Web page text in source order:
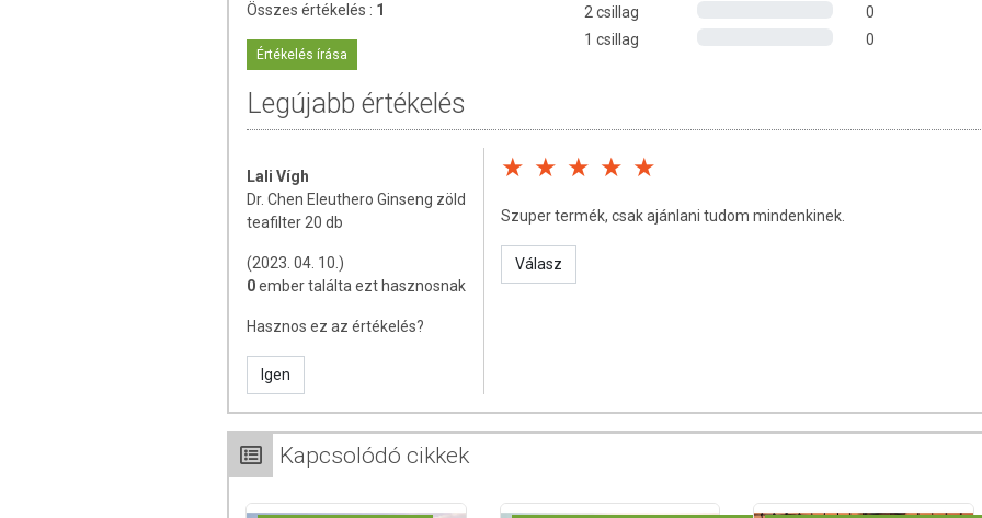
Összes értékelés : 1
Értékelés írása
2 csillag
0
1 csillag
0
Legújabb értékelés
Lali Vígh
Dr. Chen Eleuthero Ginseng zöld
teafilter 20 db
(2023. 04. 10.)
0ember találta ezt hasznosnak
Hasznos ez az értékelés?
Igen
Szuper termék, csak ajánlani tudom mindenkinek.
Válasz
Kapcsolódó cikkek